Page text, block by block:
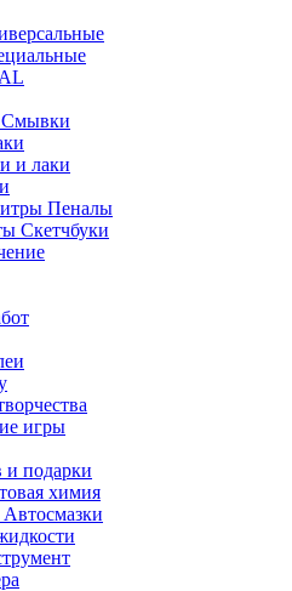
Смывки
и лаки
Пеналы
Скетчбуки
игры
и подарки
химия